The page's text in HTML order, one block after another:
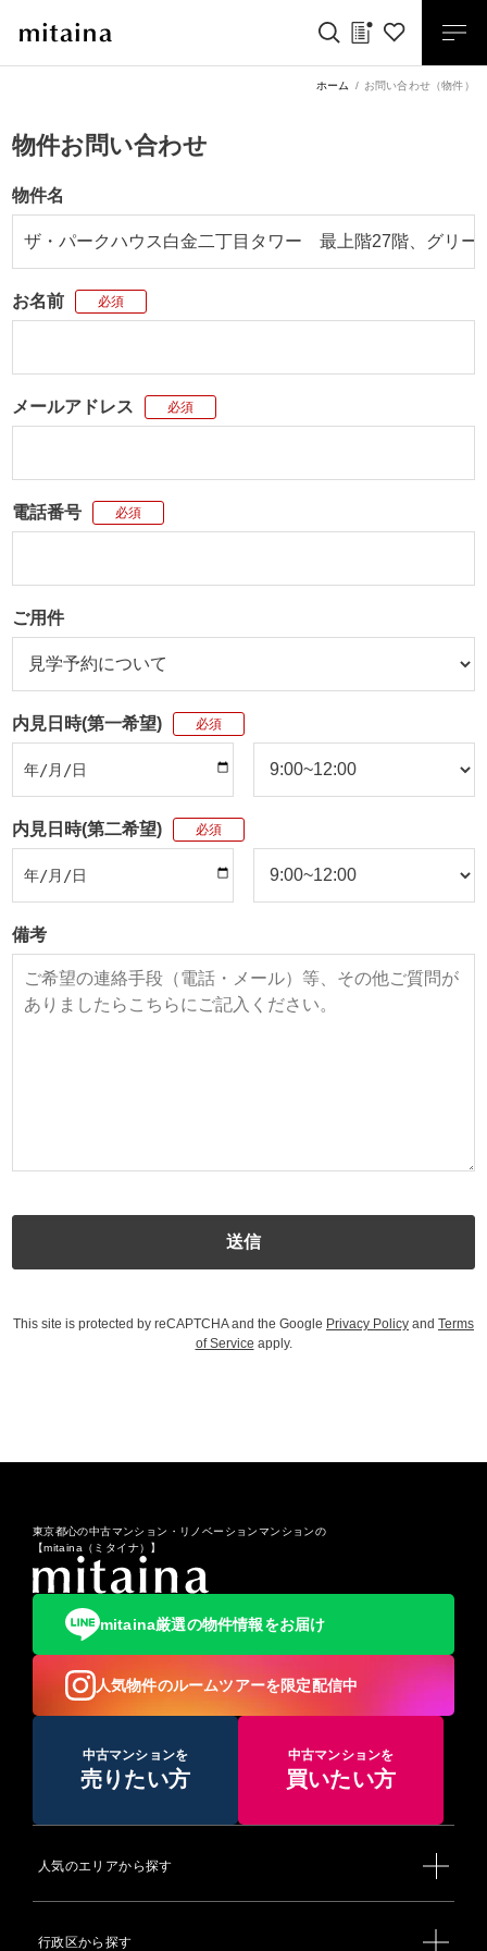
ホーム お問い合わせ（物件）
物件お問い合わせ
物件名
お名前 必須
メールアドレス 必須
電話番号 必須
ご用件
内見日時(第一希望) 必須
内見日時(第二希望) 必須
備考
This site is protected by reCAPTCHA and the Google Privacy Policy and Terms
of Service apply.
東京都心の中古マンション・リノベーションマンションの
【mitaina（ミタイナ）】
mitaina厳選の物件情報をお届け
人気物件のルームツアーを限定配信中
中古マンションを
売りたい方
中古マンションを
買いたい方
人気のエリアから探す
行政区から探す